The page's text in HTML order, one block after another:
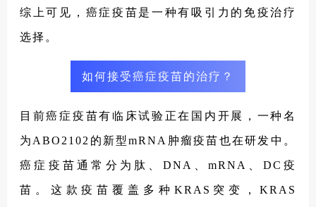
综上可见，癌症疫苗是一种有吸引力的免疫治疗
选择。
如何接受癌症疫苗的治疗？
目前癌症疫苗有临床试验正在国内开展，一种名
为ABO2102的新型mRNA肿瘤疫苗也在研发中。
癌症疫苗通常分为肽、DNA、mRNA、DC疫
苗。这款疫苗覆盖多种KRAS突变，KRAS